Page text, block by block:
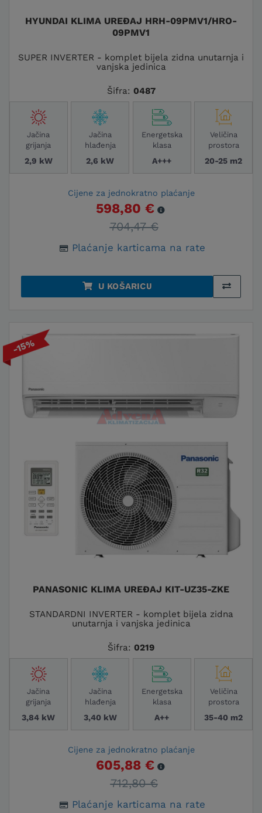
HYUNDAI KLIMA UREĐAJ HRH-09PMV1/HRO-
09PMV1
SUPER INVERTER - komplet bijela zidna unutarnja i
vanjska jedinica
Šifra: 0487
Jačina
grijanja
2,9 kW
Jačina
hlađenja
2,6 kW
Energetska
klasa
A+++
Veličina
prostora
20-25 m2
Cijene za jednokratno plaćanje
598,80 €
704,47 €
Plaćanje karticama na rate
U KOŠARICU
-15%
PANASONIC KLIMA UREĐAJ KIT-UZ35-ZKE
STANDARDNI INVERTER - komplet bijela zidna
unutarnja i vanjska jedinica
Šifra: 0219
Jačina
grijanja
3,84 kW
Jačina
hlađenja
3,40 kW
Energetska
klasa
A++
Veličina
prostora
35-40 m2
Cijene za jednokratno plaćanje
605,88 €
712,80 €
Plaćanje karticama na rate